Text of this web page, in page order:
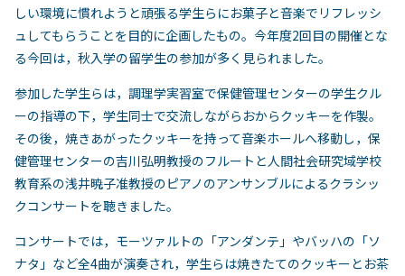
しい環境に慣れようと頑張る学生らにお菓子と音楽でリフレッシ
ュしてもらうことを目的に企画したもの。今年度2回目の開催とな
る今回は，秋入学の留学生の参加が多く見られました。
参加した学生らは，調理学実習室で保健管理センターの学生クル
ーの指導の下，学生同士で交流しながらおからクッキーを作製。
その後，焼きあがったクッキーを持って音楽ホールへ移動し，保
健管理センターの吉川弘明教授のフルートと人間社会研究域学校
教育系の浅井暁子准教授のピアノのアンサンブルによるクラシッ
クコンサートを聴きました。
コンサートでは，モーツァルトの「アンダンテ」やバッハの「ソ
ナタ」など全4曲が演奏され，学生らは焼きたてのクッキーとお茶